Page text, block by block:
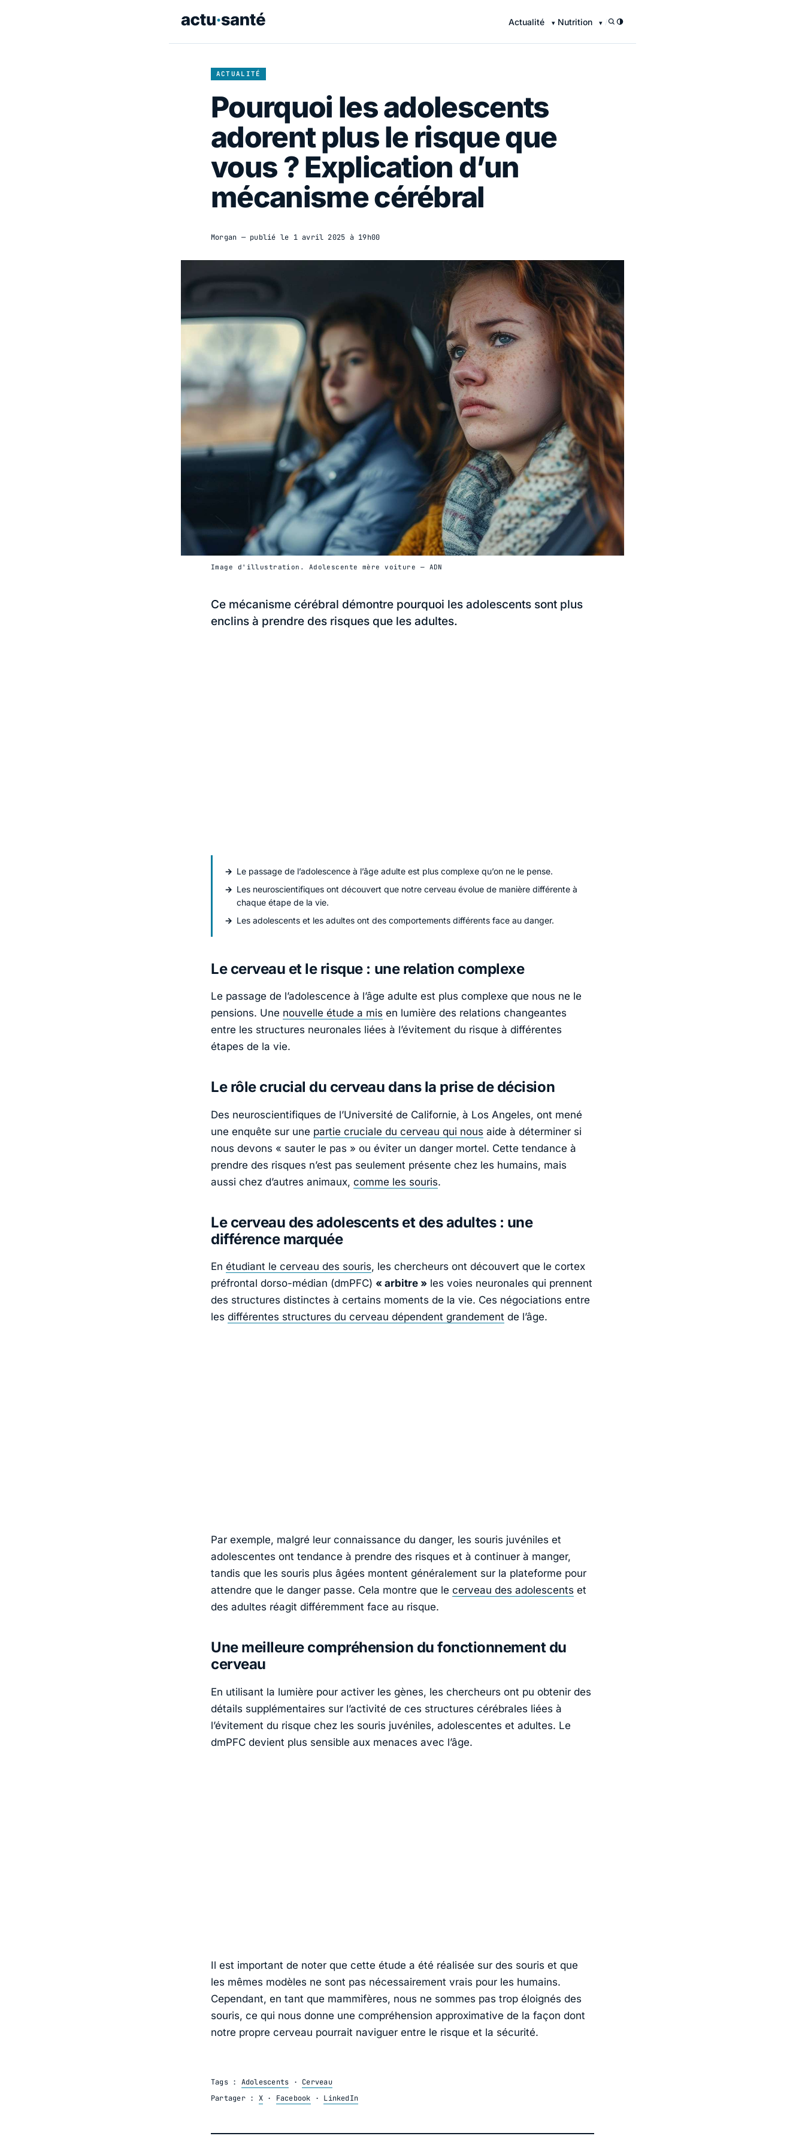
Actualité Nutrition /
ACTUALITÉ
Pourquoi les adolescents
adorent plus le risque que
vous ? Explication d’un
mécanisme cérébral
Morgan — publié le 1 avril 2025 à 19h00
Image d'illustration. Adolescente mère voiture — ADN
Ce mécanisme cérébral démontre pourquoi les adolescents sont plus
enclins à prendre des risques que les adultes.
Le passage de l’adolescence à l’âge adulte est plus complexe qu’on ne le pense.
Les neuroscientifiques ont découvert que notre cerveau évolue de manière différente à
chaque étape de la vie.
Les adolescents et les adultes ont des comportements différents face au danger.
Le cerveau et le risque : une relation complexe
Le passage de l’adolescence à l’âge adulte est plus complexe que nous ne le
pensions. Une nouvelle étude a mis en lumière des relations changeantes
entre les structures neuronales liées à l’évitement du risque à différentes
étapes de la vie.
Le rôle crucial du cerveau dans la prise de décision
Des neuroscientifiques de l’Université de Californie, à Los Angeles, ont mené
une enquête sur une partie cruciale du cerveau qui nous aide à déterminer si
nous devons « sauter le pas » ou éviter un danger mortel. Cette tendance à
prendre des risques n’est pas seulement présente chez les humains, mais
aussi chez d’autres animaux, comme les souris.
Le cerveau des adolescents et des adultes : une
différence marquée
En étudiant le cerveau des souris, les chercheurs ont découvert que le cortex
préfrontal dorso-médian (dmPFC) « arbitre » les voies neuronales qui prennent
des structures distinctes à certains moments de la vie. Ces négociations entre
les différentes structures du cerveau dépendent grandement de l’âge.
Par exemple, malgré leur connaissance du danger, les souris juvéniles et
adolescentes ont tendance à prendre des risques et à continuer à manger,
tandis que les souris plus âgées montent généralement sur la plateforme pour
attendre que le danger passe. Cela montre que le cerveau des adolescents et
des adultes réagit différemment face au risque.
Une meilleure compréhension du fonctionnement du
cerveau
En utilisant la lumière pour activer les gènes, les chercheurs ont pu obtenir des
détails supplémentaires sur l’activité de ces structures cérébrales liées à
l’évitement du risque chez les souris juvéniles, adolescentes et adultes. Le
dmPFC devient plus sensible aux menaces avec l’âge.
Il est important de noter que cette étude a été réalisée sur des souris et que
les mêmes modèles ne sont pas nécessairement vrais pour les humains.
Cependant, en tant que mammifères, nous ne sommes pas trop éloignés des
souris, ce qui nous donne une compréhension approximative de la façon dont
notre propre cerveau pourrait naviguer entre le risque et la sécurité.
Tags : Adolescents · Cerveau
Partager : X· Facebook · LinkedIn